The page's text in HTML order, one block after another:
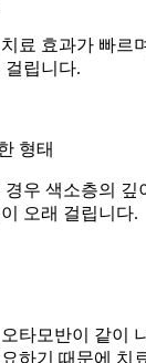
료 효과가 빠르
걸립니다.
형태
경우 색소층의 깊
오래 걸립니다.
타모반이 같이
하기 때문에 치